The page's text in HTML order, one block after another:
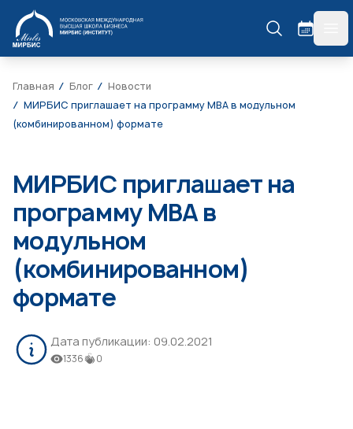
МИРБИС
Главная Блог
Новости
МИРБИС приглашает на программу MBA в модульном
(комбинированном) формате
МИРБИС приглашает на
программу MBA в
модульном
(комбинированном)
формате
Дата публикации: 09.02.2021
1336 0